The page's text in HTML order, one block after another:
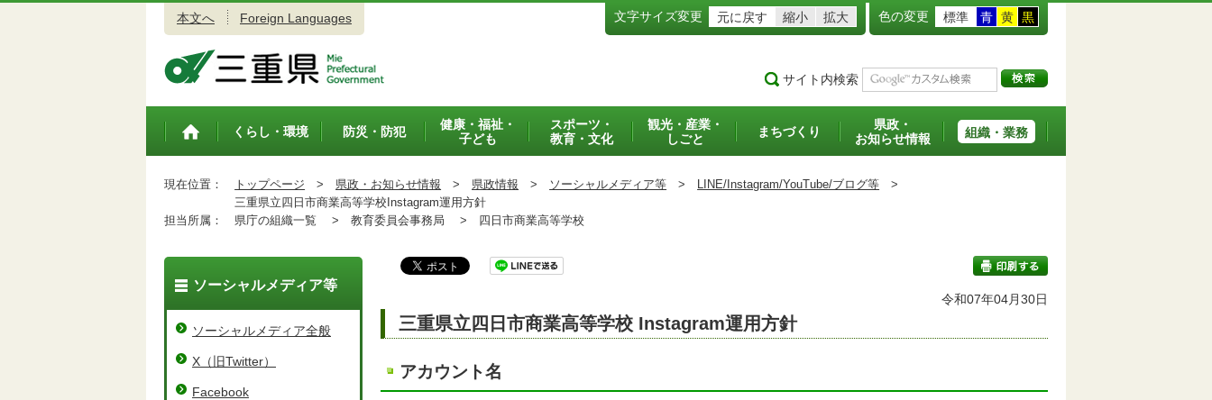
本文へ Foreign Languages 文字サイズ変更 元に戻す 縮小 拡大 色の変更 標準 青 黄 黒
サイト内検索
トップペ
くらし・環境 防災・防犯
健康・福祉・
子ども
スポーツ・
教育・文化
観光・産業・
しごと
まちづくり
県政・
お知らせ情報
組織・業務
現在位置： トップページ > 県政・お知らせ情報 > 県政情報 > ソーシャルメディア等 > LINE/Instagram/YouTube/ブログ等 >
三重県立四日市商業高等学校Instagram運用方針
担当所属：
県庁の組織一覧 > 教育委員会事務局 > 四日市商業高等学校
印刷する
令和07年04月30日
三重県立四日市商業高等学校 Instagram運用方針
アカウント名
ソーシャルメディア等
ソーシャルメディア全般
X（旧Twitter）
Facebook